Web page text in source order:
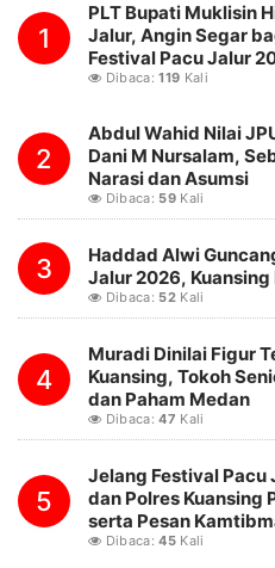
1
PLT Bupati Muklisin
Jalur, Angin Segar
Festival Pacu Jalur
Dibaca:119 Kali
2
Abdul Wahid Nilai
Dani M Nursalam,
Narasi dan Asumsi
Dibaca: 59Kali
3
Haddad Alwi
Jalur 2026,
Dibaca: 52Kali
4
Muradi Dinilai Figur
Kuansing, Tokoh
dan Paham Medan
Dibaca:47 Kali
5
Jelang Festival
dan Polres Kuansing
serta Pesan
Dibaca:45Kali